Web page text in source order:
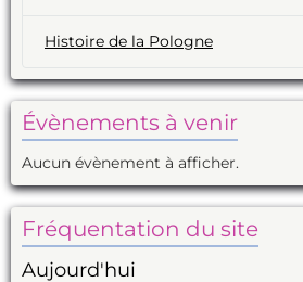
Histoire de la Pologne
Évènements à venir
Aucun évènement à afficher.
Fréquentation du site
Aujourd'hui